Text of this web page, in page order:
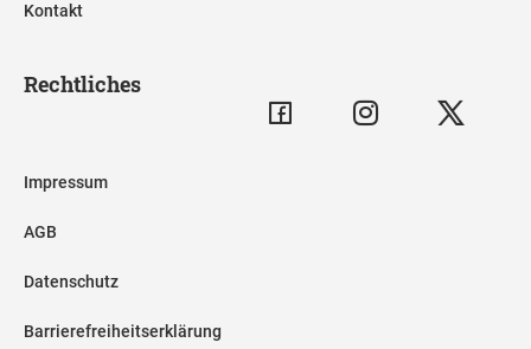
Kontakt
Rechtliches
Impressum
AGB
Datenschutz
Barrierefreiheitserklärung